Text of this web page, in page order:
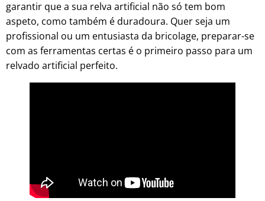
garantir que a sua relva artificial não só tem bom
aspeto, como também é duradoura. Quer seja um
profissional ou um entusiasta da bricolage, preparar-se
com as ferramentas certas é o primeiro passo para um
relvado artificial perfeito.